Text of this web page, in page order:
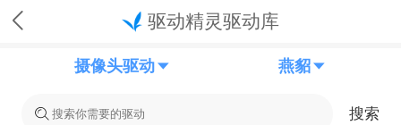
驱动精灵驱动库
摄像头驱动 燕貂
搜索